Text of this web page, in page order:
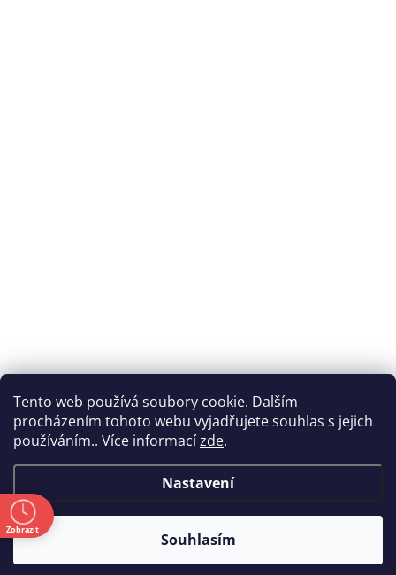
Tento web používá soubory cookie. Dalším
procházením tohoto webu vyjadřujete souhlas s jejich
používáním.. Více informacízde.
Nastavení
Souhlasím
Zobrazit